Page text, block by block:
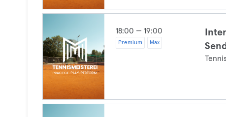
18:00 — 19:00
Premium Max